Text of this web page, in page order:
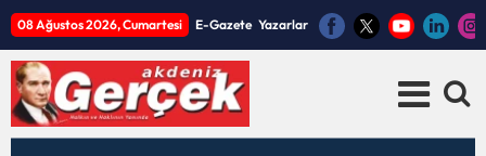
08 Ağustos 2026, Cumartesi E-Gazete Yazarlar